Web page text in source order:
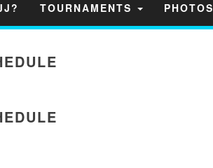
TOURNAMENTS PHOTOS